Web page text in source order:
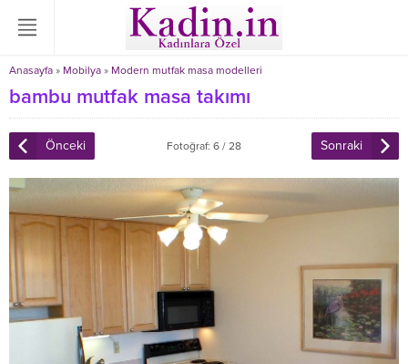
Anasayfa » Mobilya » Modern mutfak masa modelleri
bambu mutfak masa takımı
Önceki Fotoğraf: 6 / 28 Sonraki